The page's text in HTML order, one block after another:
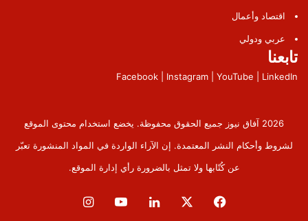
اقتصاد وأعمال
عربي ودولي
تابعنا
Facebook | Instagram | YouTube | LinkedIn
2026 آفاق نيوز جميع الحقوق محفوظة. يخضع استخدام محتوى الموقع
لشروط وأحكام النشر المعتمدة. إن الآراء الواردة في المواد المنشورة تعبّر
عن كُتّابها ولا تمثل بالضرورة رأي إدارة الموقع.
فيسبوك لينكدإن ‫YouTube